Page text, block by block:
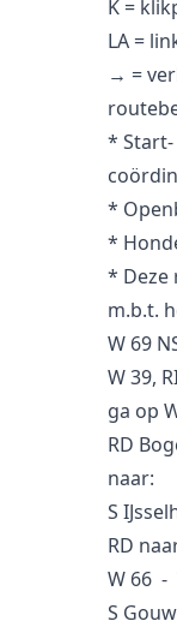
K =
LA =
→ =
* Start-
*
*
* Deze
m.b.t.
W 69
W 39,
ga op
RD
naar:
S
RD
W 66 -
S